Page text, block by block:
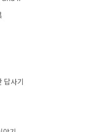
답사기